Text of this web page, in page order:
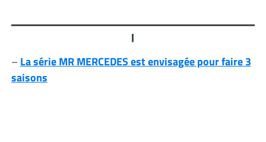
–La série MR MERCEDES est envisagée pour faire 3
saisons